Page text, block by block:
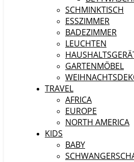
SCHMINKTISCH
ESSZIMMER
BADEZIMMER
LEUCHTEN
GARTENMÖBEL
TRAVEL
AFRICA
EUROPE
NORTH AMERICA
KIDS
BABY